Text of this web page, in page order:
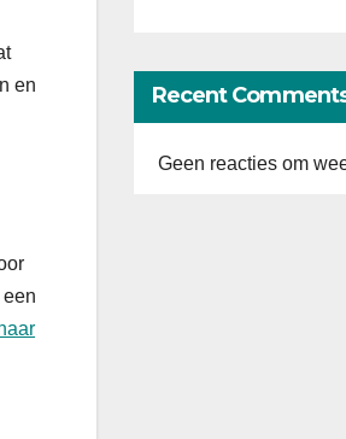
en
Recent
Geen reacties om